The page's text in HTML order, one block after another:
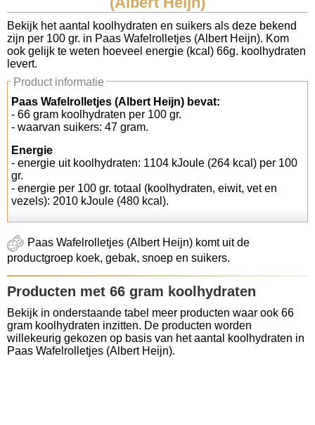
Koolhydraten tellen
Links
Bekijk het aantal koolhydraten en suikers als deze bekend
zijn per 100 gr. in Paas Wafelrolletjes (Albert Heijn). Kom
ook gelijk te weten hoeveel energie (kcal) 66g. koolhydraten
levert.
Product informatie
Paas Wafelrolletjes (Albert Heijn) bevat:
- 66 gram koolhydraten per 100 gr.
- waarvan suikers: 47 gram.
Energie
- energie uit koolhydraten: 1104 kJoule (264 kcal) per 100
gr.
- energie per 100 gr. totaal (koolhydraten, eiwit, vet en
vezels): 2010 kJoule (480 kcal).
Paas Wafelrolletjes (Albert Heijn) komt uit de
productgroep koek, gebak, snoep en suikers.
Producten met 66 gram koolhydraten
Bekijk in onderstaande tabel meer producten waar ook 66
gram koolhydraten inzitten. De producten worden
willekeurig gekozen op basis van het aantal koolhydraten in
Paas Wafelrolletjes (Albert Heijn).